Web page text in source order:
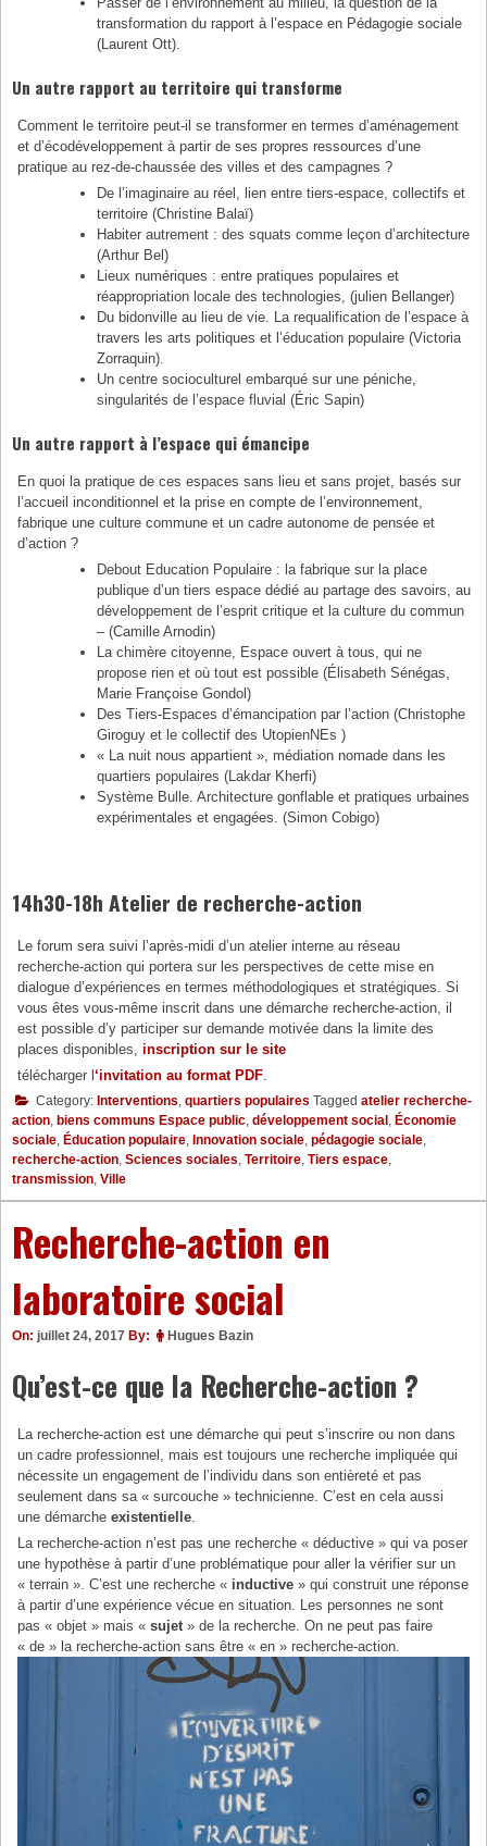
transformation du rapport à l’espace en Pédagogie sociale
(Laurent Ott).
Un autre rapport au territoire qui transforme
Comment le territoire peut-il se transformer en termes d’aménagement
et d’écodéveloppement à partir de ses propres ressources d’une
pratique au rez-de-chaussée des villes et des campagnes ?
De l’imaginaire au réel, lien entre tiers-espace, collectifs et
territoire (Christine Balaï)
Habiter autrement : des squats comme leçon d’architecture
(Arthur Bel)
Lieux numériques : entre pratiques populaires et
réappropriation locale des technologies, (julien Bellanger)
Du bidonville au lieu de vie. La requalification de l’espace à
travers les arts politiques et l’éducation populaire (Victoria
Zorraquin).
Un centre socioculturel embarqué sur une péniche,
singularités de l’espace fluvial (Éric Sapin)
Un autre rapport à l’espace qui émancipe
En quoi la pratique de ces espaces sans lieu et sans projet, basés sur
l’accueil inconditionnel et la prise en compte de l’environnement,
fabrique une culture commune et un cadre autonome de pensée et
d’action ?
Debout Education Populaire : la fabrique sur la place
publique d’un tiers espace dédié au partage des savoirs, au
développement de l’esprit critique et la culture du commun
– (Camille Arnodin)
La chimère citoyenne, Espace ouvert à tous, qui ne
propose rien et où tout est possible (Élisabeth Sénégas,
Marie Françoise Gondol)
Des Tiers-Espaces d’émancipation par l’action (Christophe
Giroguy et le collectif des UtopienNEs )
« La nuit nous appartient », médiation nomade dans les
quartiers populaires (Lakdar Kherfi)
Système Bulle. Architecture gonflable et pratiques urbaines
expérimentales et engagées. (Simon Cobigo)
14h30-18h Atelier de recherche-action
Le forum sera suivi l’après-midi d’un atelier interne au réseau
recherche-action qui portera sur les perspectives de cette mise en
dialogue d’expériences en termes méthodologiques et stratégiques. Si
vous êtes vous-même inscrit dans une démarche recherche-action, il
est possible d’y participer sur demande motivée dans la limite des
places disponibles,inscription sur le site
télécharger l‘invitation au format PDF
Category: Interventions quartiers populaires Tagged atelier recherche-
action biens communs Espace public développement social Économie
sociale Éducation populaire Innovation sociale pédagogie sociale
recherche-action Sciences sociales Territoire Tiers espace
transmission Ville
Recherche-action en
laboratoire social
On: juillet 24, 2017 By: Hugues Bazin
Qu’est-ce que la Recherche-action ?
La recherche-action est une démarche qui peut s’inscrire ou non dans
un cadre professionnel, mais est toujours une recherche impliquée qui
nécessite un engagement de l’individu dans son entièreté et pas
seulement dans sa « surcouche » technicienne. C’est en cela aussi
une démarcheexistentielle.
La recherche-action n’est pas une recherche « déductive » qui va poser
une hypothèse à partir d’une problématique pour aller la vérifier sur un
« terrain ». C’est une recherche « inductive » qui construit une réponse
à partir d’une expérience vécue en situation. Les personnes ne sont
pas « objet » mais «sujet» de la recherche. On ne peut pas faire
« de » la recherche-action sans être « en » recherche-action.